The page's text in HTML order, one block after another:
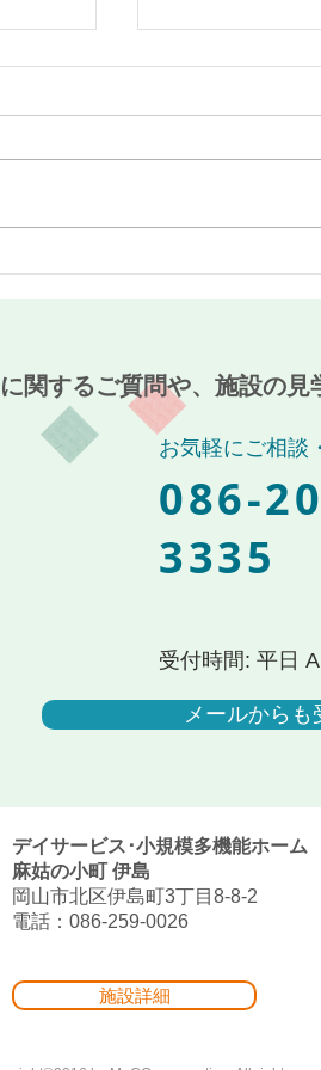
関するご質問や、施設の見
お気軽にご相談
086-
3335
受付時間: 平日
メールからも
デイサービス･小規模多機能ホーム
麻姑の小町 伊島
岡山市北区伊島町3丁目8-8-2
電話：086-259-0026
施設詳細